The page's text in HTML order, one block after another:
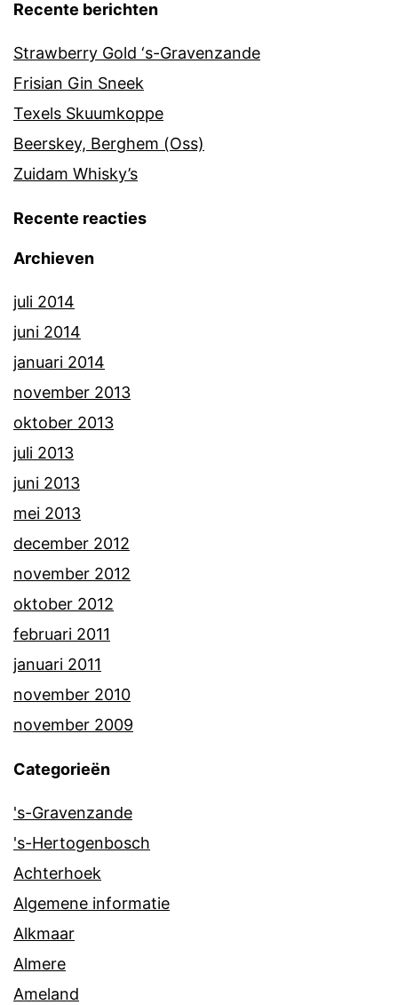
Recente berichten
Strawberry Gold ‘s-Gravenzande
Frisian Gin Sneek
Texels Skuumkoppe
Beerskey, Berghem (Oss)
Zuidam Whisky’s
Recente reacties
Archieven
juli 2014
juni 2014
januari 2014
november 2013
oktober 2013
juli 2013
juni 2013
mei 2013
december 2012
november 2012
oktober 2012
februari 2011
januari 2011
november 2010
november 2009
Categorieën
's-Gravenzande
's-Hertogenbosch
Achterhoek
Algemene informatie
Alkmaar
Almere
Ameland